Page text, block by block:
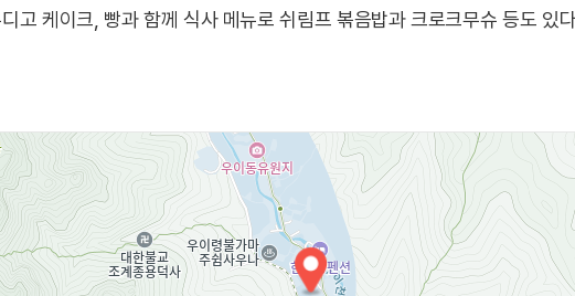
고 케이크, 빵과 함께 식사 메뉴로 쉬림프 볶음밥과 크로크무슈 등도 있